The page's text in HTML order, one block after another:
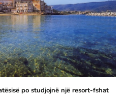
po studjojnë një resort-fshat